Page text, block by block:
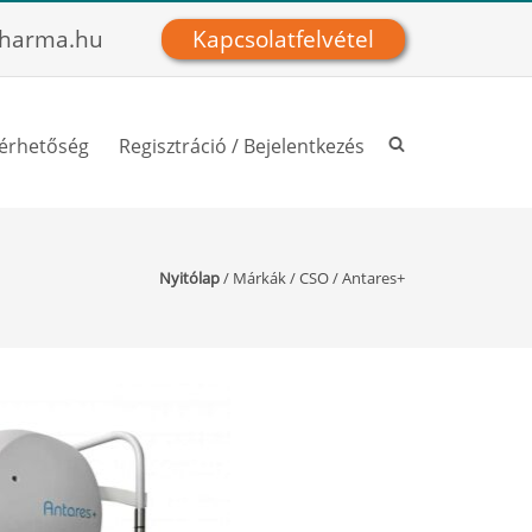
Kapcsolatfelvétel
Regisztráció / Bejelentkezés
Nyitólap/ Márkák/CSO/Antares+